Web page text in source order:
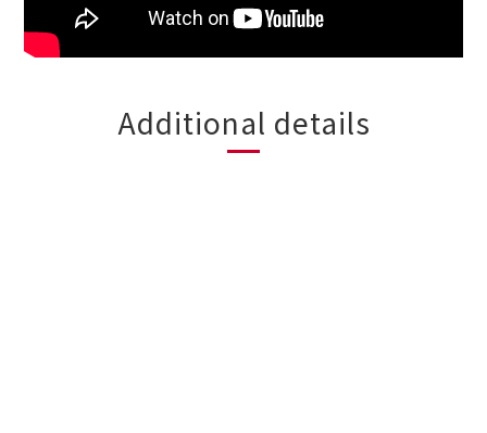
Additional details